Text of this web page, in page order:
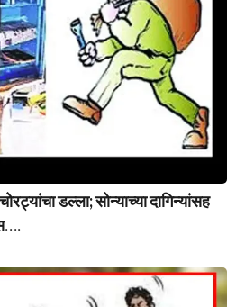
डल्ला; सोन्याच्या दागिन्यांसह